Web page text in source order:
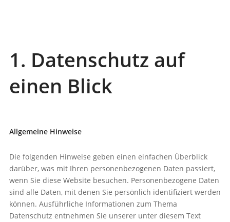
1. Datenschutz auf
einen Blick
Allgemeine Hinweise
Die folgenden Hinweise geben einen einfachen Überblick
darüber, was mit Ihren personenbezogenen Daten passiert,
wenn Sie diese Website besuchen. Personenbezogene Daten
sind alle Daten, mit denen Sie persönlich identifiziert werden
können. Ausführliche Informationen zum Thema
Datenschutz entnehmen Sie unserer unter diesem Text